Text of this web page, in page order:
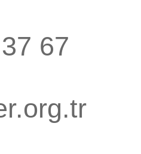
67